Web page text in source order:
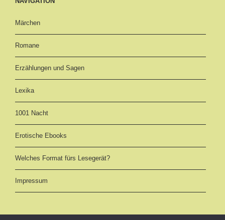
Märchen
Romane
Erzählungen und Sagen
Lexika
1001 Nacht
Erotische Ebooks
Welches Format fürs Lesegerät?
Impressum